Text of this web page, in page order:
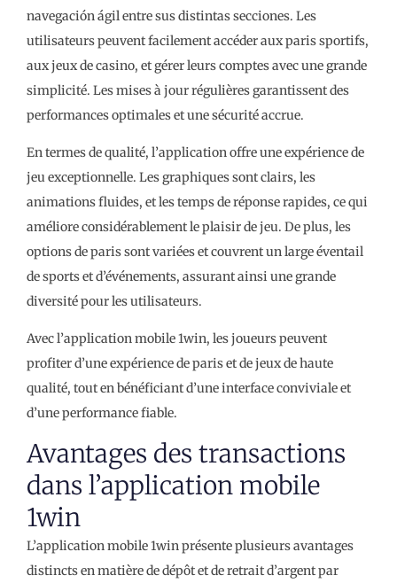
navegación ágil entre sus distintas secciones. Les
utilisateurs peuvent facilement accéder aux paris sportifs,
aux jeux de casino, et gérer leurs comptes avec une grande
simplicité. Les mises à jour régulières garantissent des
performances optimales et une sécurité accrue.
En termes de qualité, l’application offre une expérience de
jeu exceptionnelle. Les graphiques sont clairs, les
animations fluides, et les temps de réponse rapides, ce qui
améliore considérablement le plaisir de jeu. De plus, les
options de paris sont variées et couvrent un large éventail
de sports et d’événements, assurant ainsi une grande
diversité pour les utilisateurs.
Avec l’application mobile 1win, les joueurs peuvent
profiter d’une expérience de paris et de jeux de haute
qualité, tout en bénéficiant d’une interface conviviale et
d’une performance fiable.
Avantages des transactions
dans l’application mobile
1win
L’application mobile 1win présente plusieurs avantages
distincts en matière de dépôt et de retrait d’argent par